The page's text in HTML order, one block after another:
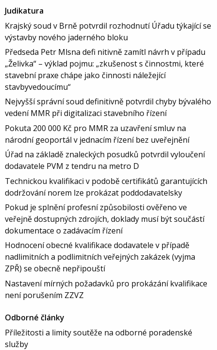
Judikatura
Krajský soud v Brně potvrdil rozhodnutí Úřadu týkající se
výstavby nového jaderného bloku
Předseda Petr Mlsna defi nitivně zamítl návrh v případu
„Želivka“ – výklad pojmu: „zkušenost s činnostmi, které
stavební praxe chápe jako činnosti náležející
stavbyvedoucímu“
Nejvyšší správní soud definitivně potvrdil chyby bývalého
vedení MMR při digitalizaci stavebního řízení
Pokuta 200 000 Kč pro MMR za uzavření smluv na
národní geoportál v jednacím řízení bez uveřejnění
Úřad na základě znaleckých posudků potvrdil vyloučení
dodavatele PVM z tendru na metro D
Technickou kvalifikaci v podobě certifikátů garantujících
dodržování norem lze prokázat poddodavatelsky
Pokud je splnění profesní způsobilosti ověřeno ve
veřejně dostupných zdrojích, doklady musí být součástí
dokumentace o zadávacím řízení
Hodnocení obecné kvalifikace dodavatele v případě
nadlimitních a podlimitních veřejných zakázek (vyjma
ZPŘ) se obecně nepřipouští
Nastavení mírných požadavků pro prokázání kvalifikace
není porušením ZZVZ
Odborné články
Příležitosti a limity soutěže na odborné poradenské
služby